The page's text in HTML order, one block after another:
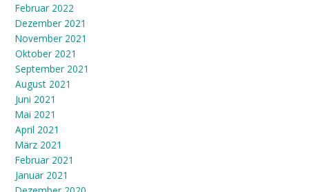
Februar 2022
Dezember 2021
November 2021
Oktober 2021
September 2021
August 2021
Juni 2021
Mai 2021
April 2021
März 2021
Februar 2021
Januar 2021